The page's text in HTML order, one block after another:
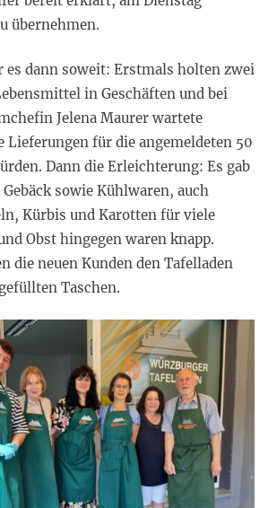
übernehmen.
es dann soweit: Erstmals holten zwei
in Geschäften und bei
Jelena Maurer wartete
Lieferungen für die angemeldeten 50
Dann die Erleichterung: Es gab
sowie Kühlwaren, auch
Kürbis und Karotten für viele
Obst hingegen waren knapp.
die neuen Kunden den Tafelladen
Taschen.